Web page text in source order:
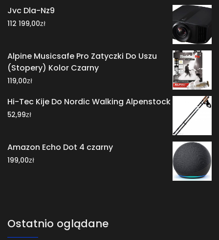
Jvc Dla-Nz9
112 199,00zł
Alpine Musicsafe Pro Zatyczki Do Uszu
(Stopery) Kolor Czarny
119,00zł
Hi-Tec Kije Do Nordic Walking Alpenstock
52,99zł
Amazon Echo Dot 4 czarny
199,00zł
Ostatnio oglądane